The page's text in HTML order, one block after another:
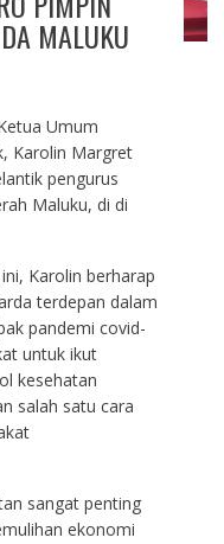
MALUKU
Umum
Karolin Margret
pengurus
Maluku, di di
Karolin berharap
terdepan dalam
pandemi covid-
untuk ikut
kesehatan
salah satu cara
sangat penting
ekonomi